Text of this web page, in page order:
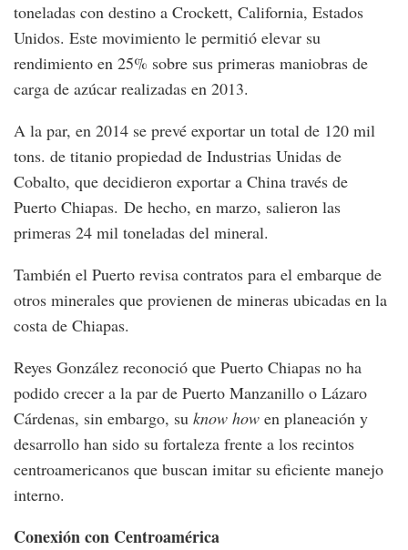
toneladas con destino a Crockett, California, Estados
Unidos. Este movimiento le permitió elevar su
rendimiento en 25% sobre sus primeras maniobras de
carga de azúcar realizadas en 2013.
A la par, en 2014 se prevé exportar un total de 120 mil
tons. de titanio propiedad de Industrias Unidas de
Cobalto, que decidieron exportar a China través de
Puerto Chiapas. De hecho, en marzo, salieron las
primeras 24 mil toneladas del mineral.
También el Puerto revisa contratos para el embarque de
otros minerales que provienen de mineras ubicadas en la
costa de Chiapas.
Reyes González reconoció que Puerto Chiapas no ha
podido crecer a la par de Puerto Manzanillo o Lázaro
Cárdenas, sin embargo, su know how en planeación y
desarrollo han sido su fortaleza frente a los recintos
centroamericanos que buscan imitar su eficiente manejo
interno.
Conexión con Centroamérica